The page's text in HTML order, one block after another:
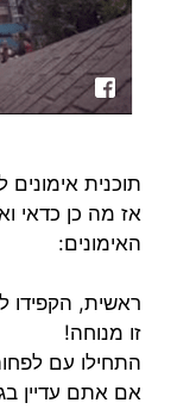
תוכנית אימונים
אז מה כן כדאי
האימונים:
ראשית, הקפידו
זו מנוחה!
התחילו עם
אם אתם עדיין